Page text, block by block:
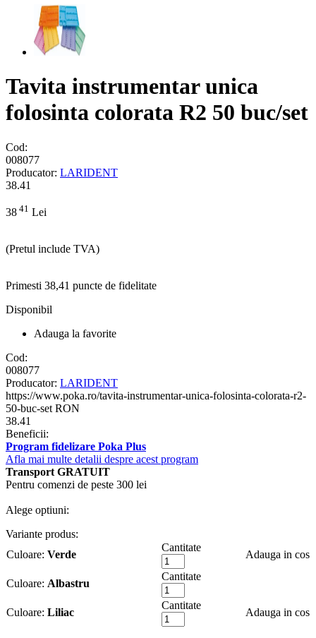
Tavita instrumentar unica
folosinta colorata R2 50 buc/set
Cod:
008077
Producator: LARIDENT
38.41
38 41 Lei
(Pretul include TVA)
Primesti 38,41 puncte de fidelitate
Disponibil
Adauga la favorite
Cod:
008077
Producator: LARIDENT
https://www.poka.ro/tavita-instrumentar-unica-folosinta-colorata-r2-
50-buc-set RON
38.41
Beneficii:
Program fidelizare Poka Plus
Afla mai multe detalii despre acest program
Transport GRATUIT
Pentru comenzi de peste 300 lei
Alege optiuni:
Variante produs:
Culoare: Verde
Cantitate
Adauga in cos
Culoare: Albastru
Cantitate
Culoare: Liliac
Cantitate
Adauga in cos